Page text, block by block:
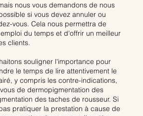
nous vous demandons de nous
si vous devez annuler ou
vous. Cela nous permettra de
du temps et d'offrir un meilleur
clients.
souligner l'importance pour
le temps de lire attentivement le
y compris les contre-indications,
de dermopigmentation des
des taches de rousseur. Si
pratiquer la prestation à cause de